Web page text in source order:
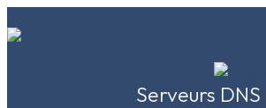
Serveurs DNS